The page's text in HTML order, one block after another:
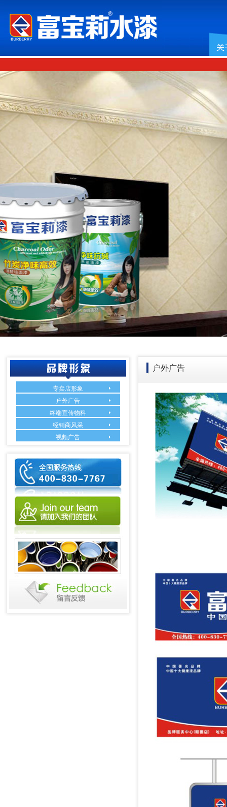
专卖店形象
户外广告
终端宣传物料
经销商风采
视频广告
户外广告